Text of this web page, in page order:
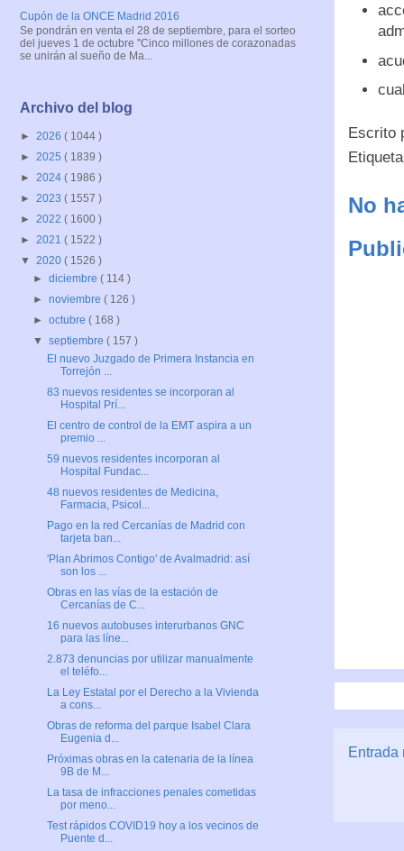
Escrito
No
Entrada
Cupón de la ONCE Madrid 2016
Se pondrán en venta el 28 de septiembre, para el sorteo
del jueves 1 de octubre "Cinco millones de corazonadas
se unirán al sueño de Ma...
Archivo del blog
► 2026 ( 1044 )
► 2025 ( 1839 )
► 2024 ( 1986 )
► 2023 ( 1557 )
► 2022 ( 1600 )
► 2021 ( 1522 )
▼ 2020 ( 1526 )
►diciembre( 114 )
►noviembre( 126 )
►octubre( 168 )
▼septiembre( 157 )
El nuevo Juzgado de Primera Instancia en
Torrejón ...
83 nuevos residentes se incorporan al
Hospital Prí...
El centro de control de la EMT aspira a un
premio ...
59 nuevos residentes incorporan al
Hospital Fundac...
48 nuevos residentes de Medicina,
Farmacia, Psicol...
Pago en la red Cercanías de Madrid con
tarjeta ban...
'Plan Abrimos Contigo' de Avalmadrid: así
son los ...
Obras en las vías de la estación de
Cercanías de C...
16 nuevos autobuses interurbanos GNC
para las líne...
2.873 denuncias por utilizar manualmente
el teléfo...
La Ley Estatal por el Derecho a la Vivienda
a cons...
Obras de reforma del parque Isabel Clara
Eugenia d...
Próximas obras en la catenaria de la línea
9B de M...
La tasa de infracciones penales cometidas
por meno...
Test rápidos COVID19 hoy a los vecinos de
Puente d...